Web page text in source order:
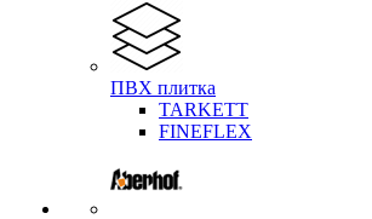
ПВХ плитка
TARKETT
FINEFLEX